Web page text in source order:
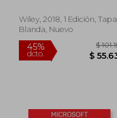
Wiley, 2018, 1 Edición, Tapa
Blanda, Nuevo